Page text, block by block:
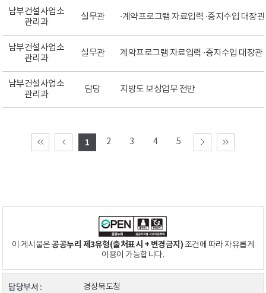
남부건설사업소
관리과
실무관 ∙계약프로그램 자료입력 ∙증지수입 대장
남부건설사업소
관리과
실무관 계약프로그램 자료입력 ∙증지수입 대장관
남부건설사업소
관리과
담당 지방도 보상업무 전반
1 2 3 4 5
이 게시물은공공누리 제3유형(출처표시 + 변경금지)조건에 따라 자유롭게
이용이 가능합니다.
담당부서 : 경상북도청